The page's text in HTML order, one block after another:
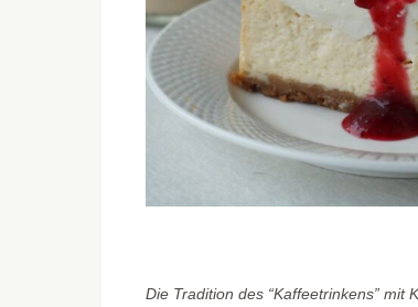
Die Tradition des “Kaffeetrinkens” mit